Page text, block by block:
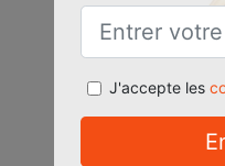
J'accepte les